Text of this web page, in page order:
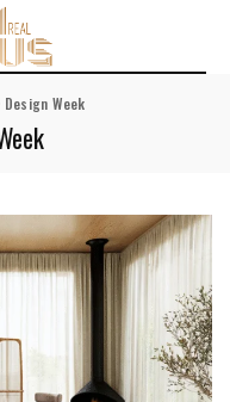
Design Week